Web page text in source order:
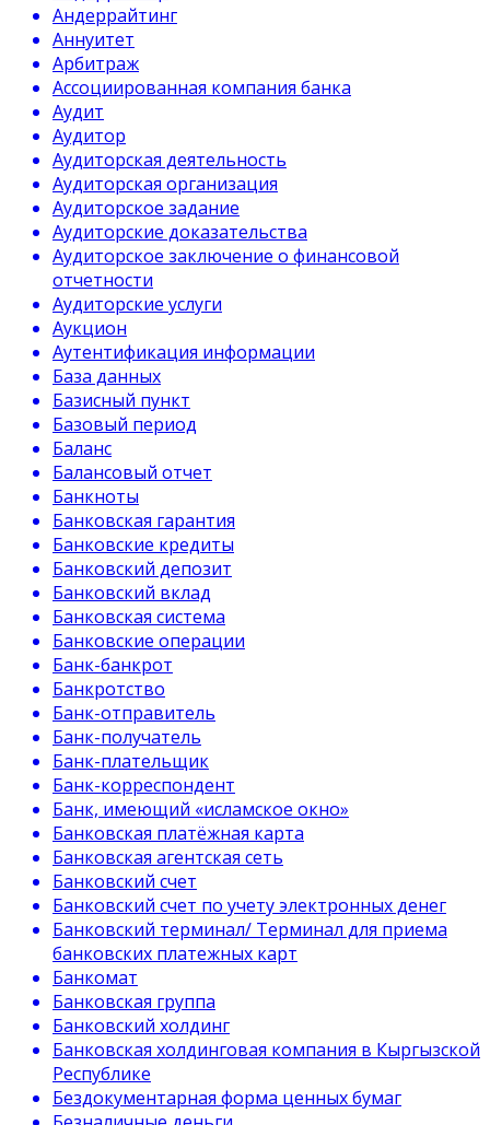
Андеррайтинг
Аннуитет
Арбитраж
Ассоциированная компания банка
Аудит
Аудитор
Аудиторская деятельность
Аудиторская организация
Аудиторское задание
Аудиторские доказательства
Аудиторское заключение о финансовой
отчетности
Аудиторские услуги
Аукцион
Аутентификация информации
База данных
Базисный пункт
Базовый период
Баланс
Балансовый отчет
Банкноты
Банковская гарантия
Банковские кредиты
Банковский депозит
Банковский вклад
Банковская система
Банковские операции
Банк-банкрот
Банкротство
Банк-отправитель
Банк-получатель
Банк-плательщик
Банк-корреспондент
Банк, имеющий «исламское окно»
Банковская платёжная карта
Банковская агентская сеть
Банковский счет
Банковский счет по учету электронных денег
Банковский терминал/ Терминал для приема
банковских платежных карт
Банкомат
Банковская группа
Банковский холдинг
Банковская холдинговая компания в Кыргызской
Республике
Бездокументарная форма ценных бумаг